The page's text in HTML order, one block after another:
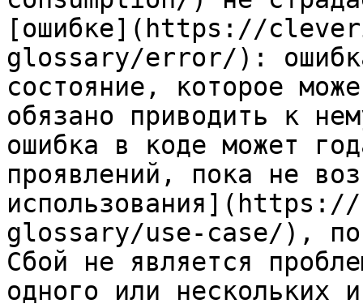
[ошибке](https://
glossary/error/):
состояние, которое
обязано приводить к
ошибка в коде может
проявлений, пока не
glossary/use-case/),
Сбой не является
одного или нескольких